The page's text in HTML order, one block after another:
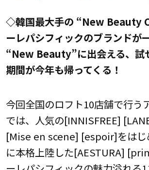
◇韓国最大手の “New Beauty
ーレパシフィックのブランドが
“New Beauty”に出会える、試
期間が今年も帰ってくる！
今回全国のロフト10店舗で行う
では、人気の[INNISFREE]
[Mise en scene] [espoir]をはじ
に本格上陸した[AESTURA]